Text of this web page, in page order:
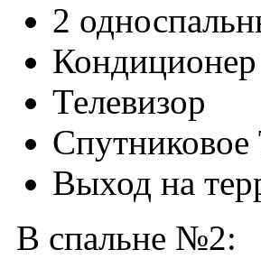
2
Кондиционер
Телевизор
Выход на
В спальне №2: